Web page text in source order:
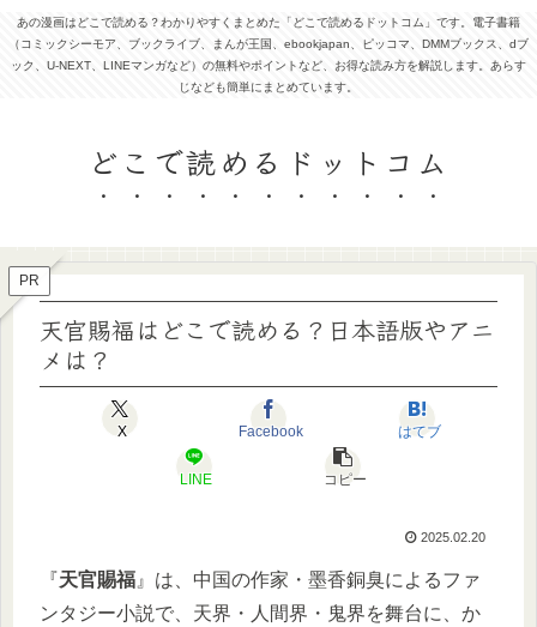
あの漫画はどこで読める？わかりやすくまとめた「どこで読めるドットコム」です。電子書籍
（コミックシーモア、ブックライブ、まんが王国、ebookjapan、ピッコマ、DMMブックス、dブ
ック、U-NEXT、LINEマンガなど）の無料やポイントなど、お得な読み方を解説します。あらす
じなども簡単にまとめています。
どこで読めるドットコム
PR
天官賜福はどこで読める？日本語版やアニ
メは？
X Facebook はてブ
LINE コピー
2025.02.20
『天官賜福 』は、中国の作家・墨香銅臭によるファ
ンタジー小説で、天界・人間界・鬼界を舞台に、か